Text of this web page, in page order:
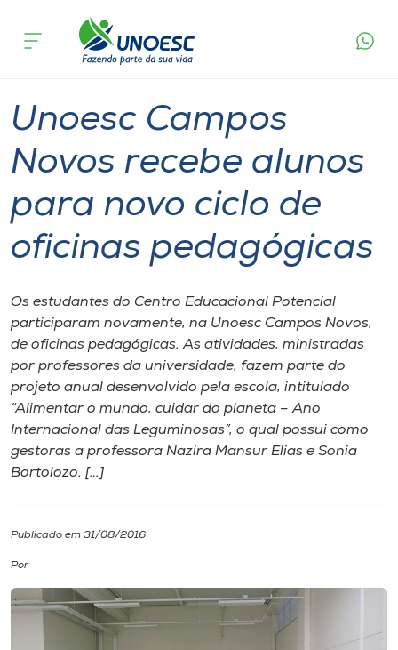
Cursos
Pesquisa
Atendimento ao Estudante
Portal de Ensino
A
Unoesc
Internacionalização
I.nova
Cultura
CPA
acontece
Unoesc Campos
Novos recebe alunos
para novo ciclo de
oficinas pedagógicas
Os estudantes do Centro Educacional Potencial
participaram novamente, na Unoesc Campos Novos,
de oficinas pedagógicas. As atividades, ministradas
por professores da universidade, fazem parte do
projeto anual desenvolvido pela escola, intitulado
“Alimentar o mundo, cuidar do planeta – Ano
Internacional das Leguminosas”, o qual possui como
gestoras a professora Nazira Mansur Elias e Sonia
Bortolozo. […]
Publicado em 31/08/2016
Por